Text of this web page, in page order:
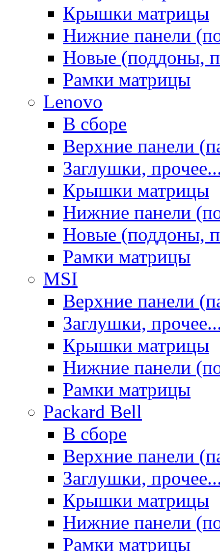
Крышки матрицы
Нижние панели
Новые (поддоны,
Рамки матрицы
Lenovo
В сборе
Верхние панели
Заглушки,
Крышки матрицы
Нижние панели
Новые (поддоны,
Рамки матрицы
MSI
Верхние панели
Заглушки,
Крышки матрицы
Нижние панели
Рамки матрицы
Packard Bell
В сборе
Верхние панели
Заглушки,
Крышки матрицы
Нижние панели
Рамки матрицы